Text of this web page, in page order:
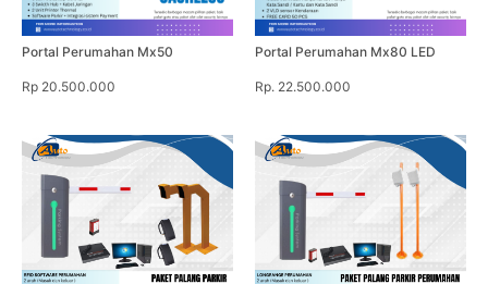
Portal Perumahan Mx50
Rp 20.500.000
Portal Perumahan Mx80 LED
Rp. 22.500.000